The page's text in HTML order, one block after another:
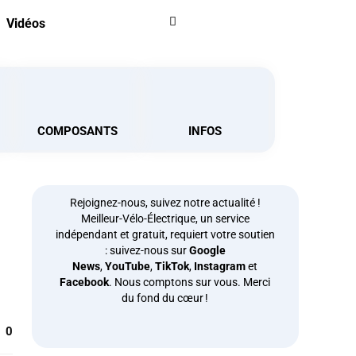
Vidéos
COMPOSANTS INFOS
0
Rejoignez-nous, suivez notre actualité !
Meilleur-Vélo-Électrique, un service
indépendant et gratuit, requiert votre soutien
: suivez-nous surGoogle
News,YouTube,TikTok, Instagramet
Facebook. Nous comptons sur vous. Merci
du fond du cœur !